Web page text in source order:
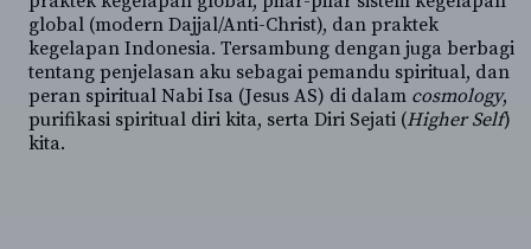
global (modern Dajjal/Anti-Christ), dan praktek
kegelapan Indonesia. Tersambung dengan juga berbagi
tentang penjelasan aku sebagai pemandu spiritual, dan
peran spiritual Nabi Isa (Jesus AS) di dalam cosmology,
purifikasi spiritual diri kita, serta Diri Sejati (Higher Self)
kita.